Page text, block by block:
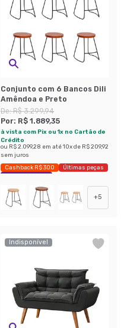
Conjunto com 6 Bancos Dili
Amêndoa e Preto
De:R$ 3.299,94
Por: R$ 1.889,35
à vista com Pix ou 1x no Cartão de
Crédito
ou R$ 2.099,28 em até10x de R$ 209,92
sem juros
Cashback R$ 300
Últimas peças
Economize 42%
+5
Indisponível